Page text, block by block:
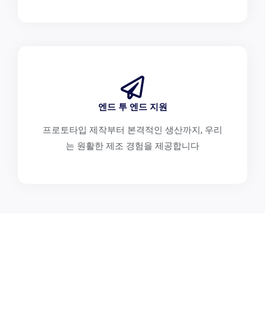
엔드 투 엔드 지원
프로토타입 제작부터 본격적인 생산까지, 우리
는 원활한 제조 경험을 제공합니다